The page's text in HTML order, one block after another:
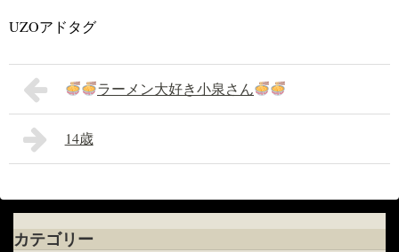
UZOアドタグ
ラーメン大好き小泉さん
14歳
カテゴリー